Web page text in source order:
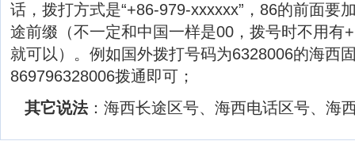
话，拨打方式是“+86-979-xxxxxx”，86的前面要
途前缀（不一定和中国一样是00，拨号时不用有
就可以）。例如国外拨打号码为6328006的海西
869796328006拨通即可；
其它说法：海西长途区号、海西电话区号、海